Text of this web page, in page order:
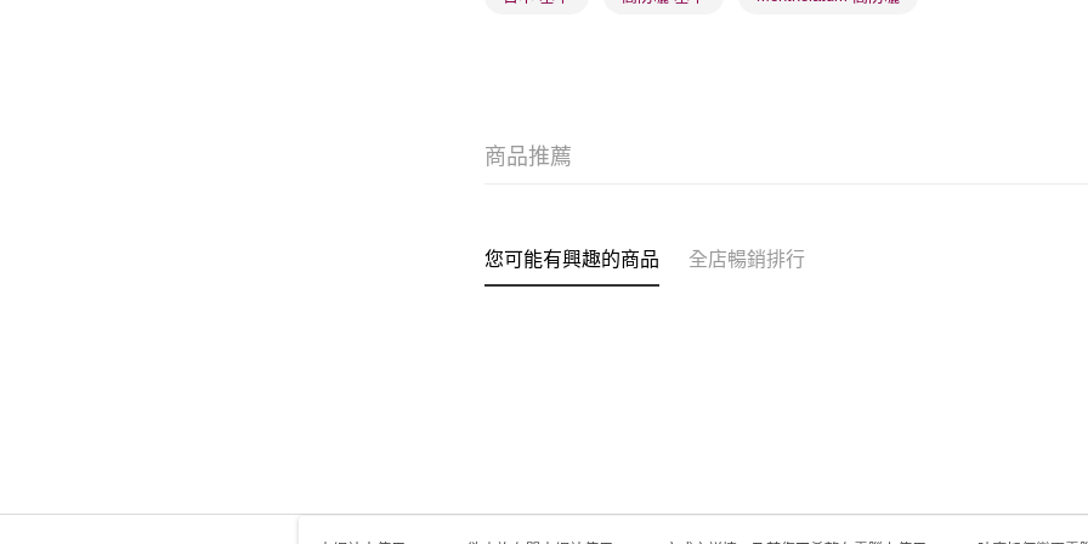
商品推薦
您可能有興趣的商品 全店暢銷排行